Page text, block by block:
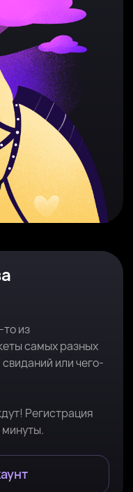
из
самых разных
или чего-
Регистрация